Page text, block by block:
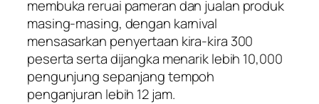
membuka reruai pameran dan jualan produk
masing-masing, dengan karnival
mensasarkan penyertaan kira-kira 300
peserta serta dijangka menarik lebih 10,000
pengunjung sepanjang tempoh
penganjuran lebih 12 jam.